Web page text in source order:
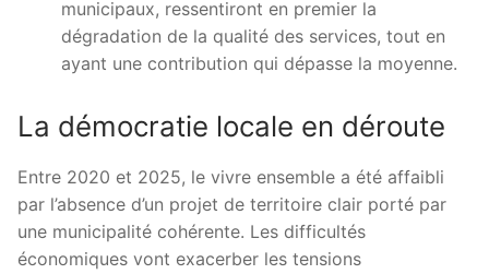
municipaux, ressentiront en premier la
dégradation de la qualité des services, tout en
ayant une contribution qui dépasse la moyenne.
La démocratie locale en déroute
Entre 2020 et 2025, le vivre ensemble a été affaibli
par l’absence d’un projet de territoire clair porté par
une municipalité cohérente. Les difficultés
économiques vont exacerber les tensions